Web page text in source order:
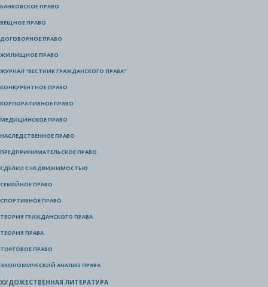
БАНКОВСКОЕ ПРАВО
ВЕЩНОЕ ПРАВО
ДОГОВОРНОЕ ПРАВО
ЖИЛИЩНОЕ ПРАВО
ЖУРНАЛ "ВЕСТНИК ГРАЖДАНСКОГО ПРАВА"
КОНКУРЕНТНОЕ ПРАВО
КОРПОРАТИВНОЕ ПРАВО
МЕДИЦИНСКОЕ ПРАВО
НАСЛЕДСТВЕННОЕ ПРАВО
ПРЕДПРИНИМАТЕЛЬСКОЕ ПРАВО
СДЕЛКИ С НЕДВИЖИМОСТЬЮ
СЕМЕЙНОЕ ПРАВО
СПОРТИВНОЕ ПРАВО
ТЕОРИЯ ГРАЖДАНСКОГО ПРАВА
ТЕОРИЯ ПРАВА
ТОРГОВОЕ ПРАВО
ЭКОНОМИЧЕСКИЙ АНАЛИЗ ПРАВА
ХУДОЖЕСТВЕННАЯ ЛИТЕРАТУРА